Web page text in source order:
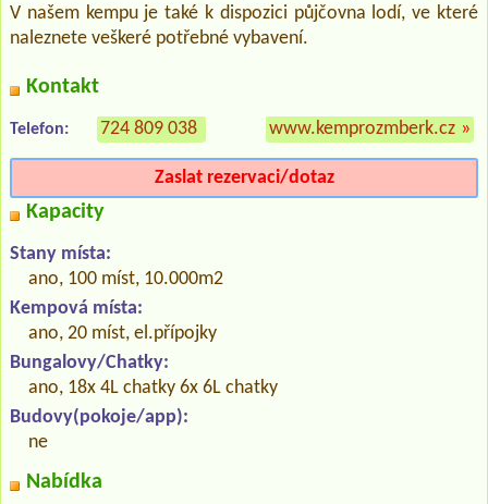
V našem kempu je také k dispozici půjčovna lodí, ve které
naleznete veškeré potřebné vybavení.
Kontakt
Telefon: 724 809 038 www.kemprozmberk.cz »
Zaslat rezervaci/dotaz
Kapacity
Stany místa:
ano, 100 míst, 10.000m2
Kempová místa:
ano, 20 míst, el.přípojky
Bungalovy/Chatky:
ano, 18x 4L chatky 6x 6L chatky
Budovy(pokoje/app):
ne
Nabídka